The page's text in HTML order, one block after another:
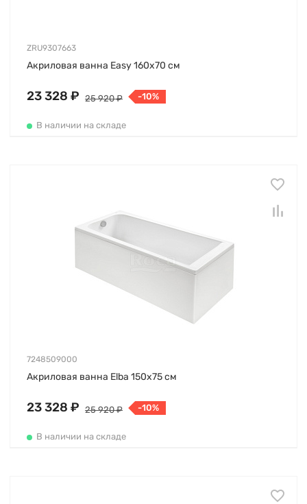
ZRU9307663
Акриловая ванна Easy 160х70 см
23 328 ₽ 25 920 ₽ -10%
В наличии на складе
7248509000
Акриловая ванна Elba 150х75 см
23 328 ₽ 25 920 ₽ -10%
В наличии на складе